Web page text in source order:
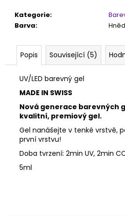
Kategorie:
Barva:
Popis Související (5)
UV/LED barevný gel
MADE IN SWISS
Nová generace barevných
kvalitní, premiový gel.
Gel nanášejte v tenké vrstvě,
první vrstvu!
Doba tvrzení: 2min UV, 2min
5ml